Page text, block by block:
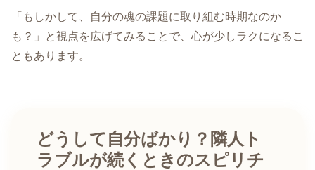
「もしかして、自分の魂の課題に取り組む時期なのか
も？」と視点を広げてみることで、心が少しラクになるこ
ともあります。
どうして自分ばかり？隣人ト
ラブルが続くときのスピリチ